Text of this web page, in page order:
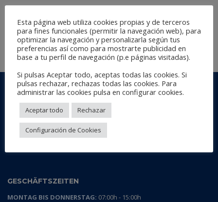
WEITERLESEN
AG ABRASIVE & FOAM
Polígono Industrial Batzacs
c/ Batzacs, s/nº - Nave 1 - 2
08185 Lliçà de Vall
Barcelona, Spain.
GESCHÄFTSZEITEN
MONTAG BIS DONNERSTAG: 07:00h - 15:00h
Esta página web utiliza cookies propias y de terceros
para fines funcionales (permitir la navegación web), para
optimizar la navegación y personalizarla según tus
preferencias así como para mostrarte publicidad en
base a tu perfil de navegación (p.e páginas visitadas).
Si pulsas Aceptar todo, aceptas todas las cookies. Si
pulsas rechazar, rechazas todas las cookies. Para
administrar las cookies pulsa en configurar cookies.
Aceptar todo Rechazar
Configuración de Cookies